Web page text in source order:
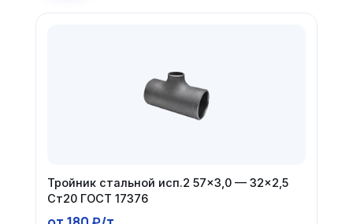
Тройник стальной исп.2 57×3,0 — 32×2,5
Ст20 ГОСТ 17376